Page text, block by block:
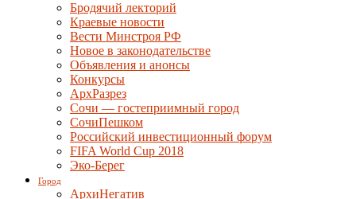
Бродячий лекторий
Краевые новости
Вести Минстроя РФ
Новое в законодательстве
Объявления и анонсы
Конкурсы
АрхРазрез
Сочи — гостеприимный город
СочиПешком
Российский инвестиционный форум
FIFA World Cup 2018
Эко-Берег
Город
АрхиНегатив